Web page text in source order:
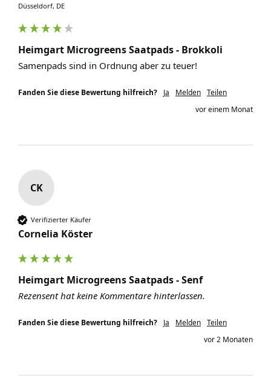
Düsseldorf, DE
Heimgart Microgreens Saatpads - Brokkoli
Samenpads sind in Ordnung aber zu teuer!
Fanden Sie diese Bewertung hilfreich? Ja Melden Teilen
vor einem Monat
CK
Verifizierter Käufer
Cornelia Köster
Heimgart Microgreens Saatpads - Senf
Rezensent hat keine Kommentare hinterlassen.
Fanden Sie diese Bewertung hilfreich? Ja Melden Teilen
vor 2 Monaten